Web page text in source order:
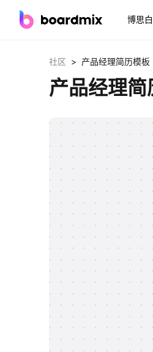
博思
社区 > 产品经理简历模板
产品经理简